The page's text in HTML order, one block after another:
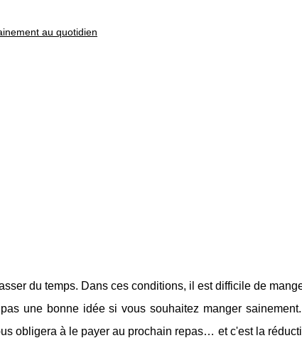
au quotidien
du temps. Dans ces conditions, il est difficile de
une bonne idée si vous souhaitez manger
obligera à le payer au prochain repas… et c'est la